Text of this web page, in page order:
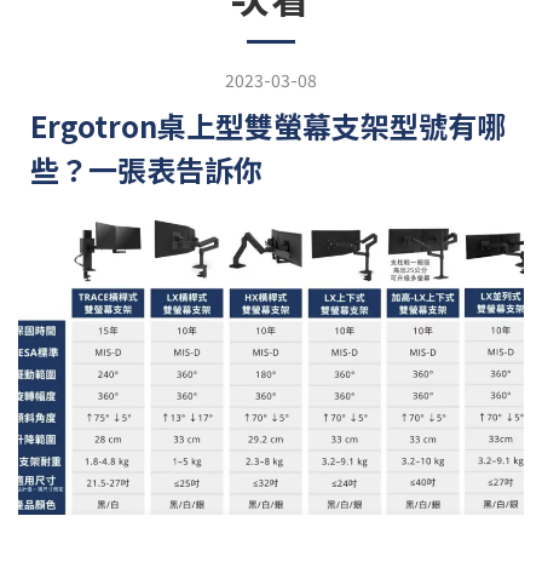
2023-03-08
Ergotron桌上型雙螢幕支架型號有哪
些？一張表告訴你